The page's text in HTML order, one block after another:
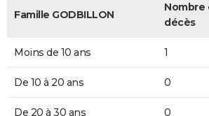
Famille GODBILLON
Nombre
décès
Moins de 10 ans 1
De 10 à 20 ans 0
De 20 à 30 ans 0